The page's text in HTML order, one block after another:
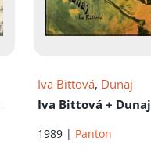
Iva Bittová, Dunaj
Iva Bittová + Dunaj
1989 | Panton